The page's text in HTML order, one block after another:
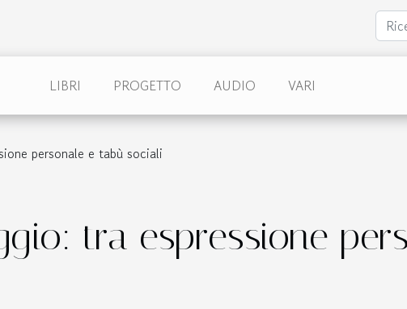
LIBRI PROGETTO AUDIO VARI
personale e tabù sociali
tra espressione